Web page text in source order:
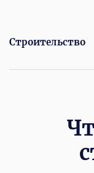
Строительство